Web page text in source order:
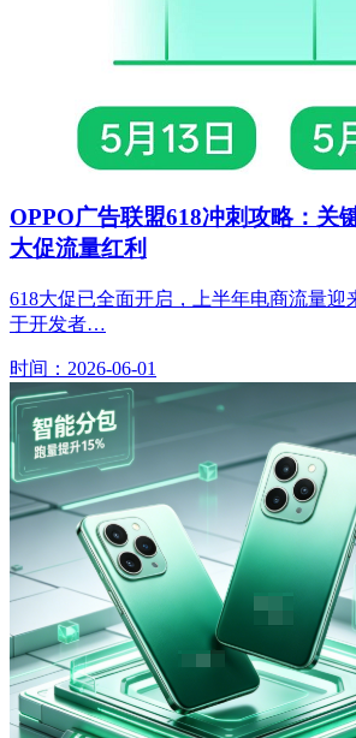
OPPO广告联盟618冲刺攻略：关
大促流量红利
618大促已全面开启，上半年电商流量迎
于开发者…
时间：2026-06-01